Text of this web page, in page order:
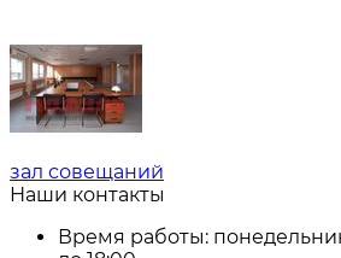
зал совещаний
Наши контакты
Время работы: